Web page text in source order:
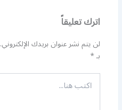
اترك تعليقاً
لن يتم نشر عنوان بريدك الإلكتروني.
بـ*
اكتب
هنا...